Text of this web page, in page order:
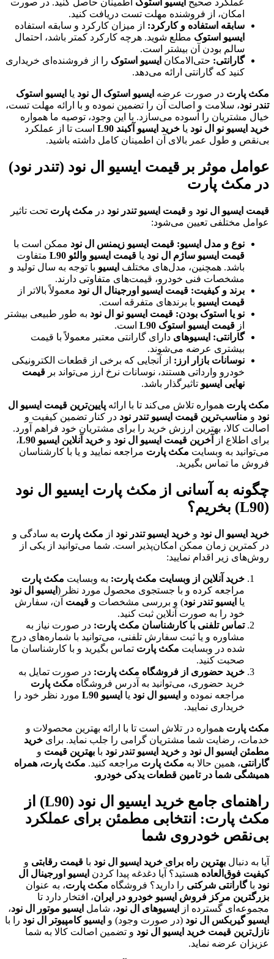
عملکرد صحیح ایسیو استوک اطمینان حاصل کنید. در صورت
امکان، از فروشنده مهلت تست دریافت کنید.
سابقه استفاده و کارکرد: از میزان کارکرد و سابقه استفاده
ایسیو استوک مطلع شوید. هرچه کارکرد کمتر باشد، احتمال
سالم بودن آن بیشتر است.
گارانتی: حتی‌الامکان ایسیو استوک را از فروشنده‌ای خریداری
کنید که گارانتی ارائه می‌دهد.
مکث پارت در صورت عرضه ایسیو استوک ال نود یا ایسیو استوک
تندر نود، سلامت و اصالت آن را تضمین نموده و با ارائه مهلت تست،
خیال مشتریان را آسوده می‌سازد. با این وجود، توصیه ما همواره
خرید ایسیو نو ال نود یا خرید ایسیو آکبند L90
است تا از عملکرد
بی‌نقص و طول عمر بالای آن اطمینان کامل داشته باشید.
عوامل موثر بر قیمت ایسیو ال نود (تندر نود)
در مکث پارت
قیمت ایسیو ال نود و قیمت ایسیو تندر نود در مکث پارت تحت تاثیر
عوامل مختلفی تعیین می‌شود:
نوع و مدل ایسیو: قیمت ایسیو زیمنس ال نود ممکن است با
قیمت ایسیو ساژم ال نود یا قیمت ایسیو والئو L90
متفاوت
باشد. همچنین، مدل‌های مختلف ایسیو با توجه به سال تولید و
مشخصات فنی خودرو، قیمت‌های متفاوتی دارند.
برند و کیفیت: قیمت ایسیو اورجینال ال نود معمولاً بالاتر از
قیمت ایسیو با برندهای متفرقه است.
نو یا استوک بودن: قیمت ایسیو نو ال نود به طور طبیعی بیشتر
از قیمت ایسیو استوک L90
است.
گارانتی: ایسیوهای دارای گارانتی معتبر معمولاً با قیمت
بیشتری عرضه می‌شوند.
نوسانات بازار ارز: از آنجایی که برخی از قطعات الکترونیکی
خودرو وارداتی هستند، نوسانات نرخ ارز می‌تواند بر قیمت
نهایی ایسیو تاثیرگذار باشد.
مکث پارت همواره تلاش می‌کند تا با ارائه پایین‌ترین قیمت ایسیو ال
نود و مناسب‌ترین قیمت ایسیو تندر نود در کنار تضمین کیفیت و
اصالت کالا، بهترین ارزش خرید را برای مشتریان خود فراهم آورد.
برای اطلاع از
آخرین قیمت ایسیو ال نود و خرید آنلاین ایسیو L90
،
می‌توانید به وبسایت مکث پارت مراجعه نمایید و یا با کارشناسان
فروش ما تماس بگیرید.
چگونه به آسانی از مکث پارت ایسیو ال نود
(L90) بخریم؟
خرید ایسیو ال نود و خرید ایسیو تندر نود از مکث پارت به سادگی و
در کمترین زمان ممکن امکان‌پذیر است. شما می‌توانید از یکی از
روش‌های زیر اقدام نمایید:
خرید آنلاین از وبسایت مکث پارت: به وبسایت مکث پارت
مراجعه کرده و با جستجوی محصول مورد نظر ( ایسیو ال نود
یا ایسیو تندر نود) و بررسی مشخصات و قیمت آن، سفارش
خود را به صورت آنلاین ثبت کنید.
تماس تلفنی با کارشناسان مکث پارت: در صورت نیاز به
مشاوره و یا ثبت سفارش تلفنی، می‌توانید با شماره‌های درج
شده در وبسایت مکث پارت تماس بگیرید و با کارشناسان ما
صحبت کنید.
خرید حضوری از فروشگاه مکث پارت: در صورت تمایل به
خرید حضوری، می‌توانید به آدرس فروشگاه مکث پارت
مراجعه نموده و ایسیو ال نود یا ایسیو L90
مورد نظر خود را
خریداری نمایید.
مکث پارت همواره در تلاش است تا با ارائه بهترین محصولات و
خدمات، رضایت شما مشتریان گرامی را جلب نماید. برای خرید
مطمئن ایسیو ال نود و خرید ایسیو تندر نود با بهترین قیمت و
گارانتی، همین حالا به مکث پارت مراجعه کنید. مکث پارت، همراه
همیشگی شما در تامین قطعات یدکی خودرو.
راهنمای جامع خرید ایسیو ال نود (L90) از
مکث پارت: انتخابی مطمئن برای عملکرد
بی‌نقص خودروی شما
آیا به دنبال بهترین راه برای خرید ایسیو ال نود با قیمت رقابتی و
کیفیت فوق‌العاده هستید؟ آیا دغدغه پیدا کردن ایسیو اورجینال ال
نود باگارانتی شرکتی را دارید؟ فروشگاه مکث پارت، به عنوان
بزرگترین مرکز فروش ایسیو خودرو در ایران، افتخار دارد تا
مجموعه‌ای گسترده از
ایسیوهای ال نود، شامل ایسیو موتور ال نود،
ایسیو گیربکس ال نود (در صورت وجود) و ایسیو کامپیوتر ال نود را با
نازل‌ترین قیمت خرید ایسیو ال نود و تضمین اصالت کالا به شما
عزیزان عرضه نماید.